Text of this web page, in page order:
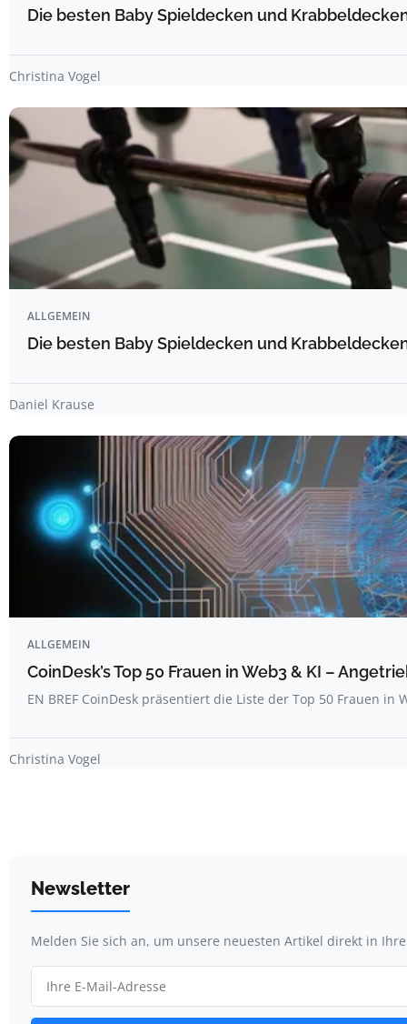
Die besten Baby Spieldecken und
Christina Vogel
ALLGEMEIN
Die besten Baby Spieldecken und
Daniel Krause
ALLGEMEIN
CoinDesk’s Top 50 Frauen in Web3 & KI –
EN BREF CoinDesk präsentiert die Liste der Top 50 Frauen in
Christina Vogel
Newsletter
Melden Sie sich an, um unsere neuesten Artikel direkt in